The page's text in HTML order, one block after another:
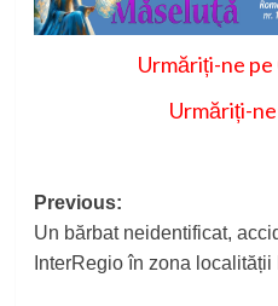
Urmăriți-ne
Urmăriți-
Post
navigation
Previous:
Un bărbat neidentificat,
InterRegio în zona localității